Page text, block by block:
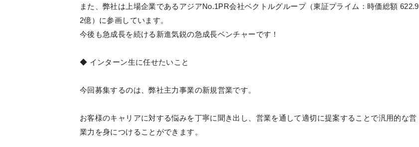
また、弊社は上場企業であるアジアNo.1PR会社ベクトルグループ（東証プライム：時価総額 622.9
2億）に参画しています。
今後も急成長を続ける新進気鋭の急成長ベンチャーです！
◆ インターン生に任せたいこと
今回募集するのは、弊社主力事業の新規営業です。
お客様のキャリアに対する悩みを丁寧に聞き出し、営業を通して適切に提案することで汎用的な営
業力を身につけることができます。